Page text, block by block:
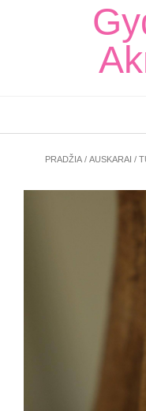
PRADŽIA/ AUSKARAI /